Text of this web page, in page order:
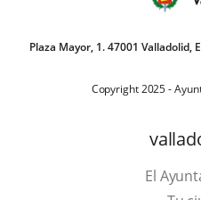
Plaza Mayor, 1. 47001 Valladolid,
Copyright 2025 -
El